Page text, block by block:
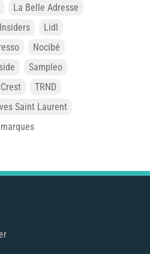
La Belle Adresse
Lidl
Nocibé
Sampleo
TRND
Saint Laurent